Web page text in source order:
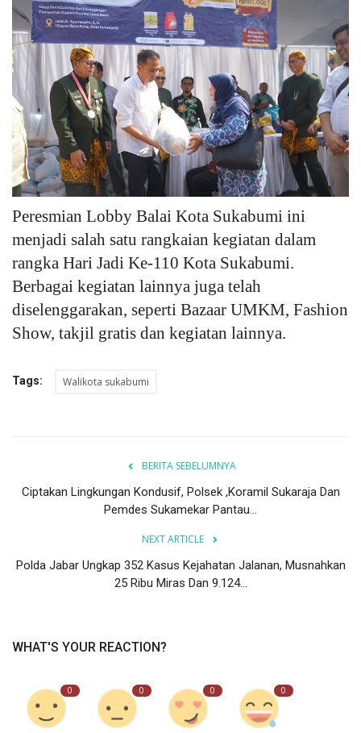
Peresmian Lobby Balai Kota Sukabumi ini
menjadi salah satu rangkaian kegiatan dalam
rangka Hari Jadi Ke-110 Kota Sukabumi.
Berbagai kegiatan lainnya juga telah
diselenggarakan, seperti Bazaar UMKM, Fashion
Show, takjil gratis dan kegiatan lainnya.
Tags: Walikota sukabumi
BERITA SEBELUMNYA
Ciptakan Lingkungan Kondusif, Polsek ,Koramil Sukaraja Dan
Pemdes Sukamekar Pantau...
NEXT ARTICLE
Polda Jabar Ungkap 352 Kasus Kejahatan Jalanan, Musnahkan
25 Ribu Miras Dan 9.124...
WHAT'S YOUR REACTION?
0 0 0 0